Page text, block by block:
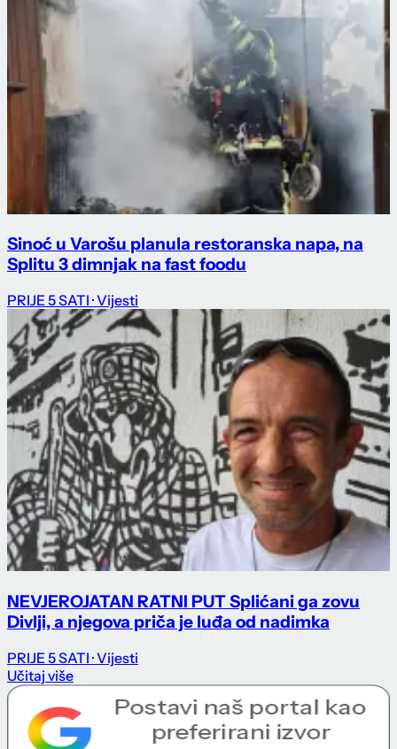
Sinoć u Varošu planula restoranska napa, na
Splitu 3 dimnjak na fast foodu
PRIJE 5 SATI · Vijesti
NEVJEROJATAN RATNI PUT Splićani ga zovu
Divlji, a njegova priča je luđa od nadimka
PRIJE 5 SATI · Vijesti
Učitaj više